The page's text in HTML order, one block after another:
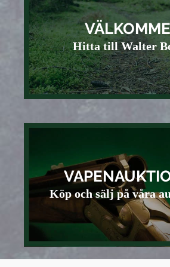
Hitta till Walter
Köp och sälj på våra